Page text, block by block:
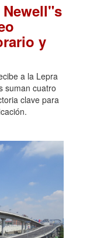
y
a la Lepra
suman cuatro
clave para